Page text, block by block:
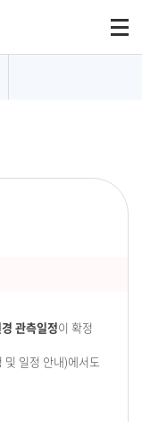
관측일정이 확정
일정 안내)에서도